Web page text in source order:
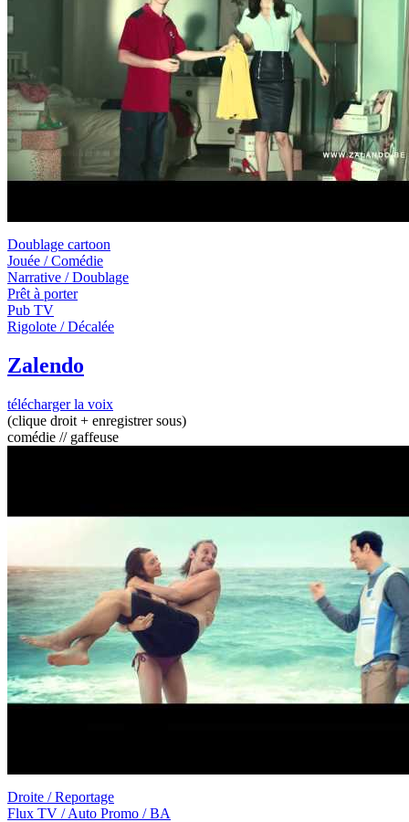
Doublage cartoon
Jouée / Comédie
Narrative / Doublage
Prêt à porter
Pub TV
Rigolote / Décalée
Zalendo
télécharger la voix
(clique droit + enregistrer sous)
comédie // gaffeuse
Droite / Reportage
Flux TV / Auto Promo / BA